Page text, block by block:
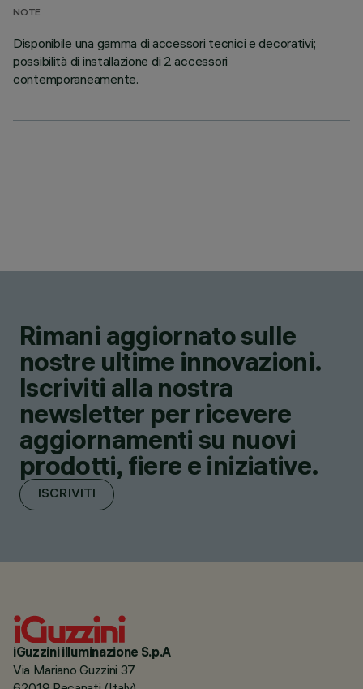
NOTE
Disponibile una gamma di accessori tecnici e decorativi;
possibilità di installazione di 2 accessori
contemporaneamente.
Rimani aggiornato sulle
nostre ultime innovazioni.
Iscriviti alla nostra
newsletter per ricevere
aggiornamenti su nuovi
prodotti, fiere e iniziative.
ISCRIVITI
iGuzzini illuminazione S.p.A
Via Mariano Guzzini 37